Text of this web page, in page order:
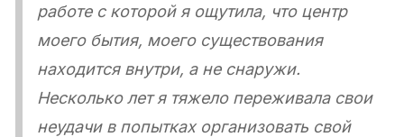
работе с которой я ощутила, что центр
моего бытия, моего существования
находится внутри, а не снаружи.
Несколько лет я тяжело переживала свои
неудачи в попытках организовать свой